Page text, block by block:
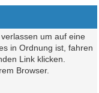
um auf eine
in Ordnung ist, fahren
Link klicken.
Browser.